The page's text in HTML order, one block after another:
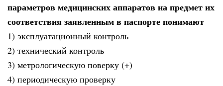
параметров медицинских аппаратов на предмет их
соответствия заявленным в паспорте понимают
1) эксплуатационный контроль
2) технический контроль
3) метрологическую поверку (+)
4) периодическую проверку